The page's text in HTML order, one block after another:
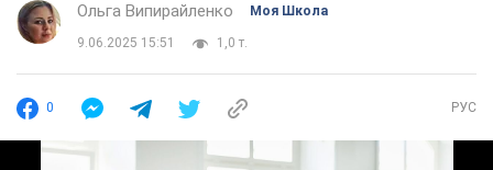
Ольга Випирайленко Моя Школа
9.06.2025 15:51 1,0 т.
0 РУС